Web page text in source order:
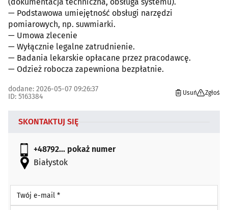
— Podstawowa umiejętność obsługi narzędzi
pomiarowych, np. suwmiarki.
— Umowa zlecenie
— Wyłącznie legalne zatrudnienie.
— Badania lekarskie opłacane przez pracodawcę.
— Odzież robocza zapewniona bezpłatnie.
dodane: 2026-05-07 09:26:37
ID: 5163384
Usuń Zgłoś
SKONTAKTUJ SIĘ
+48792... pokaż numer
Białystok